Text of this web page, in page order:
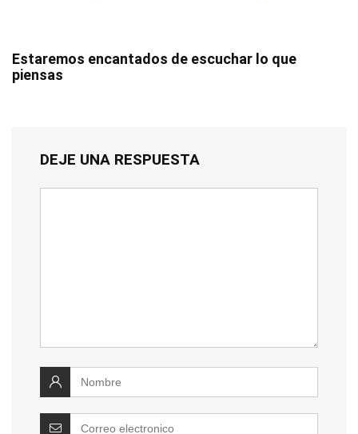
Estaremos encantados de escuchar lo que
piensas
DEJE UNA RESPUESTA